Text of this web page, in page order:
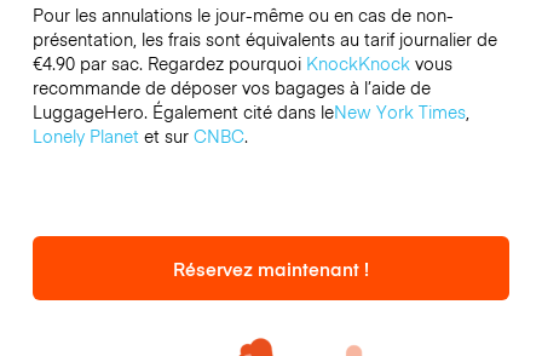
Pour les annulations le jour-même ou en cas de non-
présentation, les frais sont équivalents au tarif journalier de
€4.90 par sac. Regardez pourquoi KnockKnockvous
recommande de déposer vos bagages à l’aide de
LuggageHero. Également cité dans leNew York Times,
Lonely Planetet sur CNBC.
Réservez maintenant !